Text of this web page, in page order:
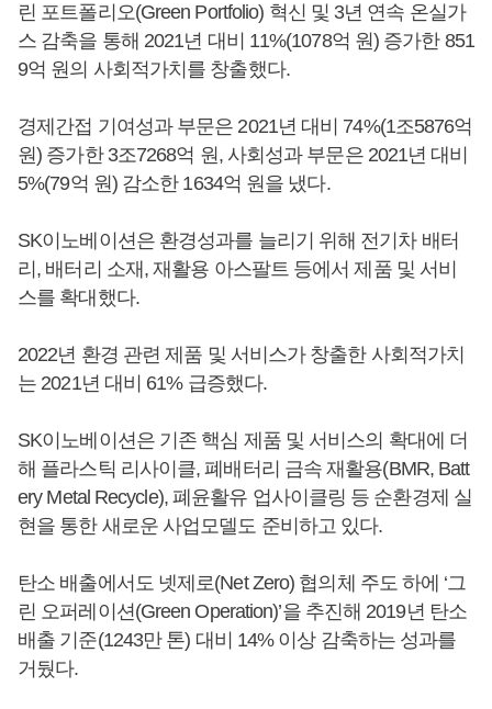
린 포트폴리오(Green Portfolio) 혁신 및 3년 연속 온실가
스 감축을 통해 2021년 대비 11%(1078억 원) 증가한 851
9억 원의 사회적가치를 창출했다.
경제간접 기여성과 부문은 2021년 대비 74%(1조5876억
원) 증가한 3조7268억 원, 사회성과 부문은 2021년 대비
5%(79억 원) 감소한 1634억 원을 냈다.
SK이노베이션은 환경성과를 늘리기 위해 전기차 배터
리, 배터리 소재, 재활용 아스팔트 등에서 제품 및 서비
스를 확대했다.
2022년 환경 관련 제품 및 서비스가 창출한 사회적가치
는 2021년 대비 61% 급증했다.
SK이노베이션은 기존 핵심 제품 및 서비스의 확대에 더
해 플라스틱 리사이클, 폐배터리 금속 재활용(BMR, Batt
ery Metal Recycle), 폐윤활유 업사이클링 등 순환경제 실
현을 통한 새로운 사업모델도 준비하고 있다.
탄소 배출에서도 넷제로(Net Zero) 협의체 주도 하에 ‘그
린 오퍼레이션(Green Operation)’을 추진해 2019년 탄소
배출 기준(1243만 톤) 대비 14% 이상 감축하는 성과를
거뒀다.